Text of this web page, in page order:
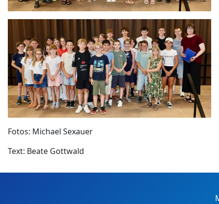
Fotos: Michael Sexauer
Text: Beate Gottwald